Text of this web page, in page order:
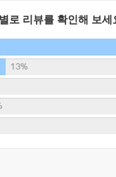
한계
지 믿어야 하나
경기도민을 죽인다
잡는 효과가 있을까?
로 리뷰를 확인해 보세